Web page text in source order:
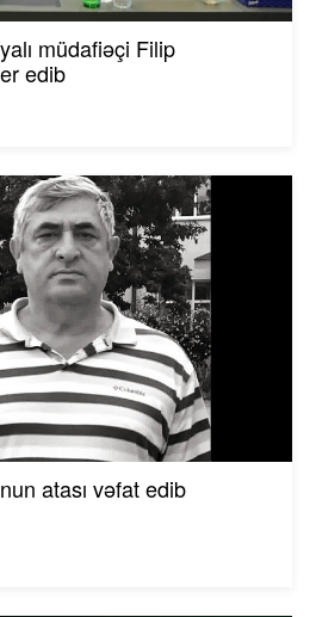
müdafiəçi Filip
edib
atası vəfat edib